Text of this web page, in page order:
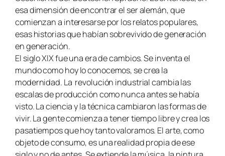
esa dimensión de encontrar el ser alemán, que
comienzan a interesarse por los relatos populares,
esas historias que habían sobrevivido de generación
en generación.
El siglo XIX fue una era de cambios. Se inventa el
mundo como hoy lo conocemos, se crea la
modernidad. La revolución industrial cambia las
escalas de producción como nunca antes se había
visto. La ciencia y la técnica cambiaron las formas de
vivir. La gente comienza a tener tiempo libre y crea los
pasatiempos que hoy tanto valoramos. El arte, como
objeto de consumo, es una realidad propia de ese